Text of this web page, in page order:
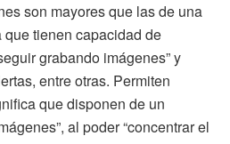
son mayores que las de una
tienen capacidad de
grabando imágenes” y
entre otras. Permiten
que disponen de un
al poder “concentrar el